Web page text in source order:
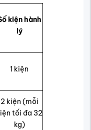
kiện hành
lý
1 kiện
2 kiện (mỗi
tối đa 32
kg)